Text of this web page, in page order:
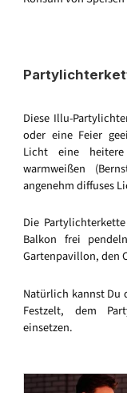
Diese Illu-
oder eine Feier
Licht eine
warmweißen
angenehm diffuses
Die
Balkon frei
Gartenpavillon, den
Natürlich kannst Du
Festzelt, dem
einsetzen.